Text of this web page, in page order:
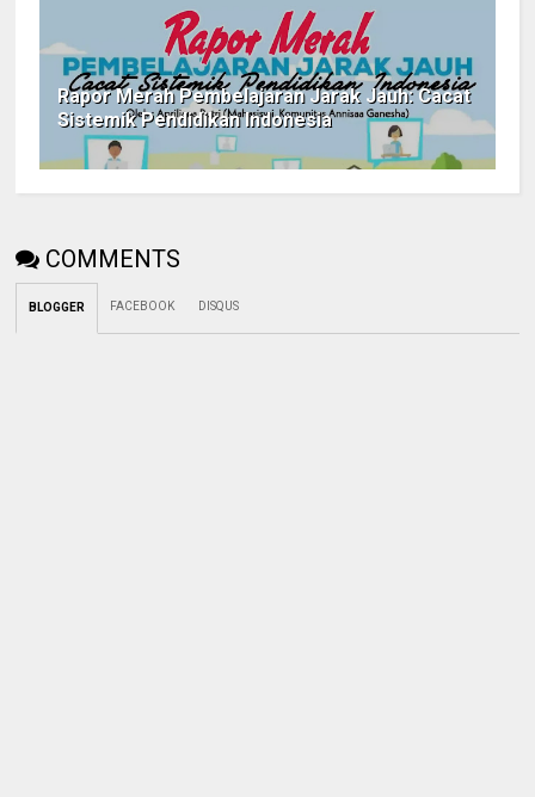
Rapor Merah Pembelajaran Jarak Jauh: Cacat
Sistemik Pendidikan Indonesia
COMMENTS
BLOGGER FACEBOOK DISQUS